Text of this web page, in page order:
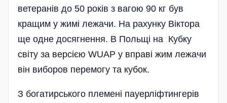
ветеранів до 50 років з вагою 90 кг був
кращим у жимі лежачи. На рахунку Віктора
ще одне досягнення. В Польщі на Кубку
світу за версією WUAP у вправі жим лежачи
він виборов перемогу та кубок.
З богатирського племені пауерліфтингерів